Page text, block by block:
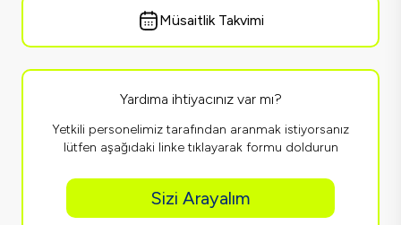
Müsaitlik Takvimi
Yardıma ihtiyacınız var mı?
Yetkili personelimiz tarafından aranmak istiyorsanız
lütfen aşağıdaki linke tıklayarak formu doldurun
Sizi Arayalım